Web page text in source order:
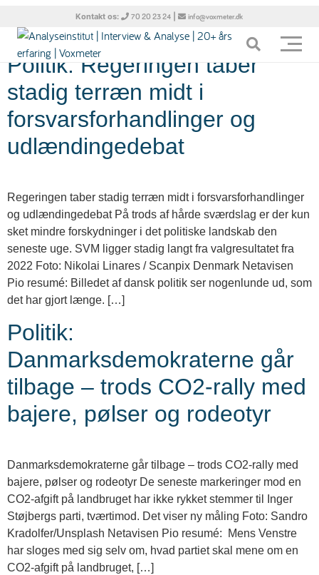
Kontakt os: 70 20 23 24 | info@voxmeter.dk
Tag: DD
Politik: Regeringen taber
stadig terræn midt i
forsvarsforhandlinger og
udlændingedebat
Regeringen taber stadig terræn midt i forsvarsforhandlinger
og udlændingedebat På trods af hårde sværdslag er der kun
sket mindre forskydninger i det politiske landskab den
seneste uge. SVM ligger stadig langt fra valgresultatet fra
2022 Foto: Nikolai Linares / Scanpix Denmark Netavisen
Pio resumé: Billedet af dansk politik ser nogenlunde ud, som
det har gjort længe. […]
Politik:
Danmarksdemokraterne går
tilbage – trods CO2-rally med
bajere, pølser og rodeotyr
Danmarksdemokraterne går tilbage – trods CO2-rally med
bajere, pølser og rodeotyr De seneste markeringer mod en
CO2-afgift på landbruget har ikke rykket stemmer til Inger
Støjbergs parti, tværtimod. Det viser ny måling Foto: Sandro
Kradolfer/Unsplash Netavisen Pio resumé: Mens Venstre
har sloges med sig selv om, hvad partiet skal mene om en
CO2-afgift på landbruget, […]